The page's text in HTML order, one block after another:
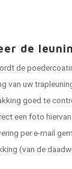
de
de
van uw
goed te
een foto
per e-mail
(van de